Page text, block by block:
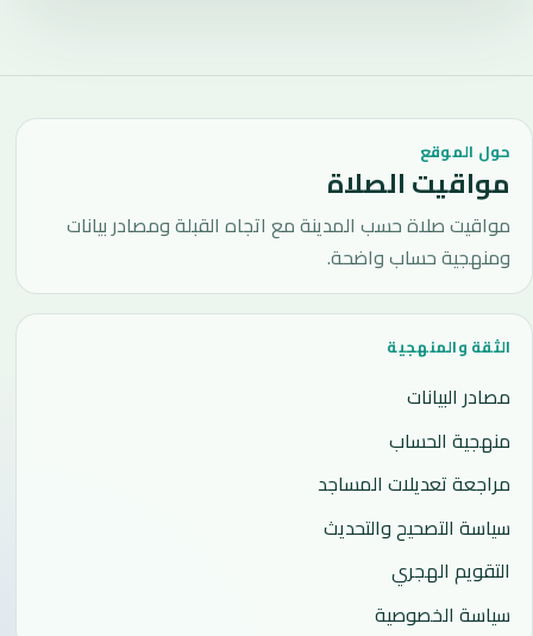
حول الموقع
مواقيت الصلاة
مواقيت صلاة حسب المدينة مع اتجاه القبلة ومصادر بيانات
ومنهجية حساب واضحة.
الثقة والمنهجية
مصادر البيانات
منهجية الحساب
مراجعة تعديلات المساجد
سياسة التصحيح والتحديث
التقويم الهجري
سياسة الخصوصية